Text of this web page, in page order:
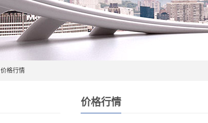
价格行情
价格行情